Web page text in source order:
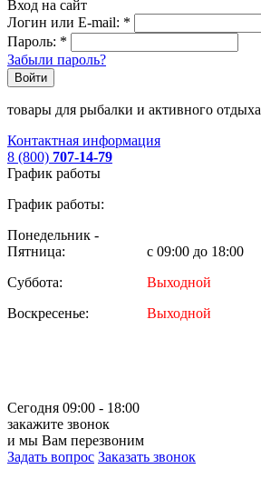
Вход на сайт
Логин или E-mail: *
Пароль: *
Забыли пароль?
Войти
товары для рыбалки и активного отдыха
Контактная информация
8 (800) 707-14-79
График работы
График работы:
Понедельник -
Пятница:
с 09:00 до 18:00
Суббота:
Выходной
Воскресенье:
Выходной
Сегодня 09:00 - 18:00
закажите звонок
и мы Вам перезвоним
Задать вопрос Заказать звонок